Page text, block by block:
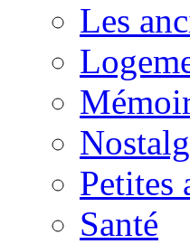
Les
Petites
Santé